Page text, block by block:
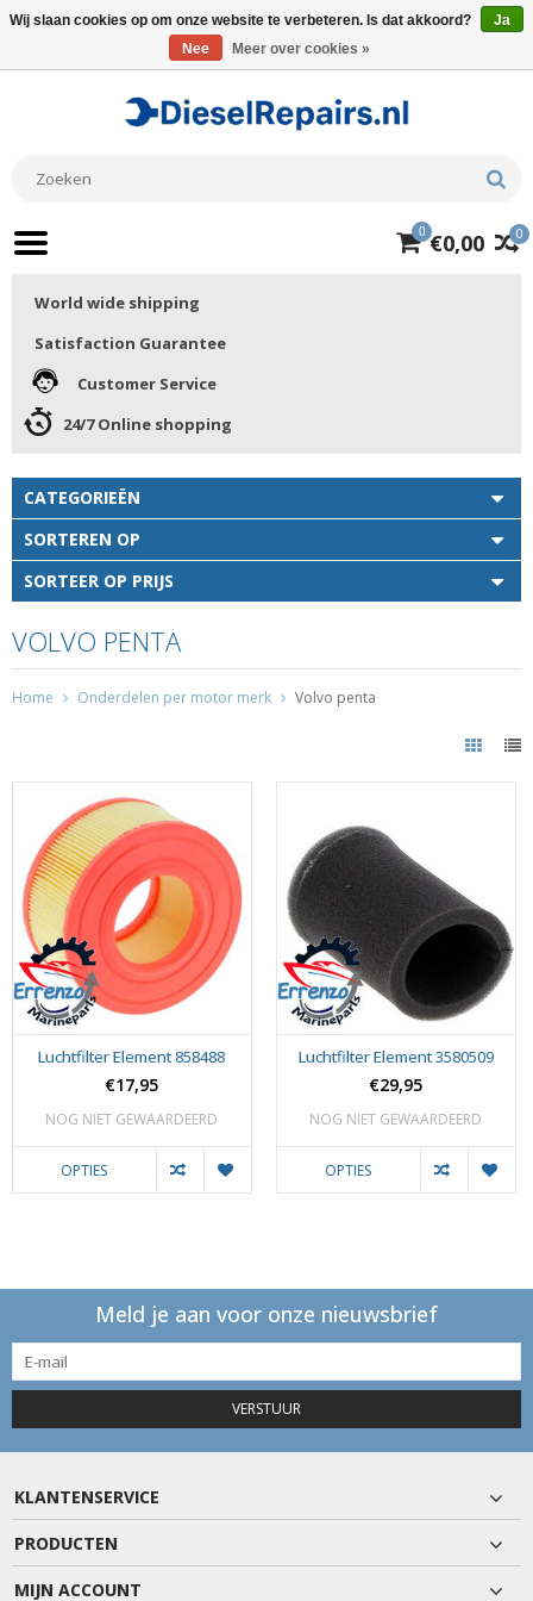
0
0 €0,00
World wide shipping
Satisfaction Guarantee
Customer Service
24/7 Online shopping
CATEGORIEËN
SORTEREN OP
SORTEER OP PRIJS
VOLVO PENTA
Home Onderdelen per motor merk Volvo penta
Luchtfilter Element 858488
€17,95
NOG NIET GEWAARDEERD
OPTIES
Luchtfilter Element 3580509
€29,95
NOG NIET GEWAARDEERD
OPTIES
Meld je aan voor onze nieuwsbrief
VERSTUUR
KLANTENSERVICE
PRODUCTEN
MIJN ACCOUNT
Wij slaan cookies op om onze website te verbeteren. Is dat akkoord?
Ja
Nee
Meer over cookies »